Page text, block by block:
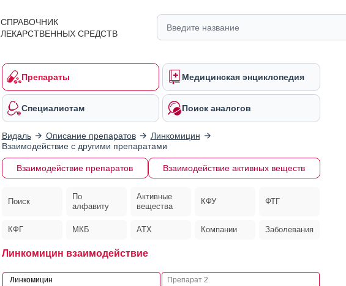
СПРАВОЧНИК
ЛЕКАРСТВЕННЫХ СРЕДСТВ
Препараты Медицинская энциклопедия
Специалистам Поиск аналогов
Видаль Описание препаратов
Линкомицин
Взаимодействие с другими препаратами
Взаимодействие препаратов Взаимодействие активных веществ
Поиск
По
алфавиту
Активные
вещества
КФУ ФТГ
КФГ МКБ АТХ Компании Заболевания
Линкомицин взаимодействие